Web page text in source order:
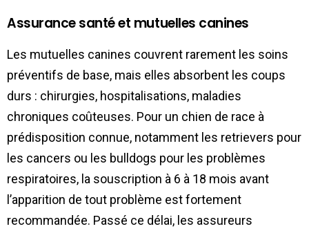
Assurance santé et mutuelles canines
Les mutuelles canines couvrent rarement les soins
préventifs de base, mais elles absorbent les coups
durs : chirurgies, hospitalisations, maladies
chroniques coûteuses. Pour un chien de race à
prédisposition connue, notamment les retrievers pour
les cancers ou les bulldogs pour les problèmes
respiratoires, la souscription à 6 à 18 mois avant
l’apparition de tout problème est fortement
recommandée. Passé ce délai, les assureurs